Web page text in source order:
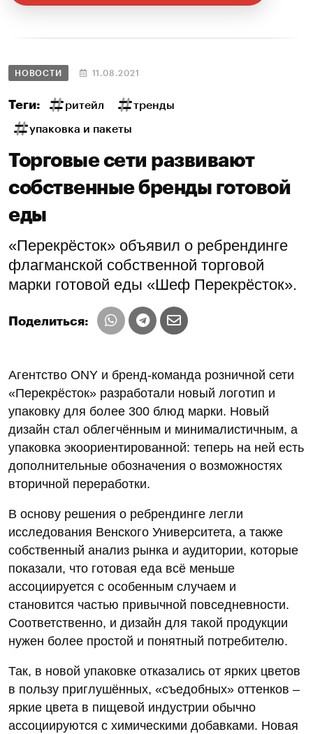
НОВОСТИ 11.08.2021
Теги: ритейл тренды
упаковка и пакеты
Торговые сети развивают
собственные бренды готовой
еды
«Перекрёсток» объявил о ребрендинге
флагманской собственной торговой
марки готовой еды «Шеф Перекрёсток».
Поделиться:
Агентство ONY и бренд-команда розничной сети
«Перекрёсток» разработали новый логотип и
упаковку для более 300 блюд марки. Новый
дизайн стал облегчённым и минималистичным, а
упаковка экоориентированной: теперь на ней есть
дополнительные обозначения о возможностях
вторичной переработки.
В основу решения о ребрендинге легли
исследования Венского Университета, а также
собственный анализ рынка и аудитории, которые
показали, что готовая еда всё меньше
ассоциируется с особенным случаем и
становится частью привычной повседневности.
Соответственно, и дизайн для такой продукции
нужен более простой и понятный потребителю.
Так, в новой упаковке отказались от ярких цветов
в пользу приглушённых, «съедобных» оттенков –
яркие цвета в пищевой индустрии обычно
ассоциируются с химическими добавками. Новая